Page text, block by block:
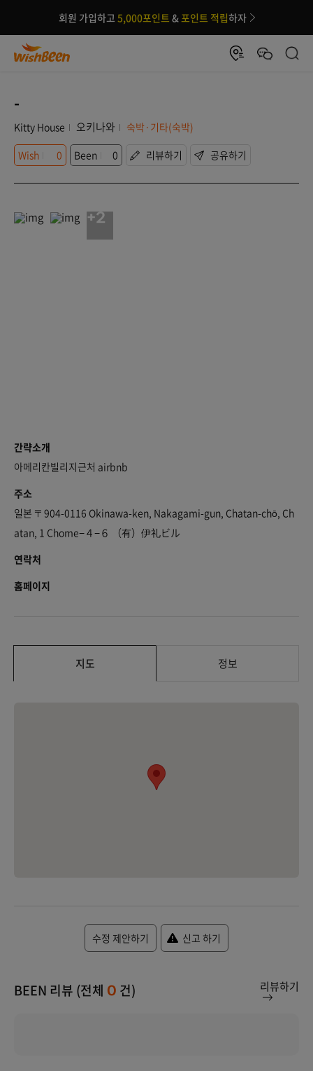
회원 가입하고 5,000포인트 &포인트 적립하자
-
Kitty House 오키나와
숙박·기타(숙박)
Wish
0 Been 0 리뷰하기 공유하기
+2
간략소개
아메리칸빌리지근처 airbnb
주소
일본 〒904-0116 Okinawa-ken, Nakagami-gun, Chatan-chō, Ch
atan, 1 Chome−４−６ （有）伊礼ビル
연락처
홈페이지
지도 정보
수정 제안하기 신고 하기
BEEN 리뷰 (전체 0 건) 리뷰하기